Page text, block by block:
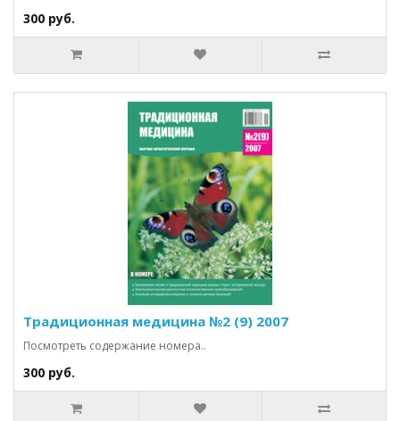
300 руб.
Традиционная медицина №2 (9) 2007
Посмотреть содержание номера..
300 руб.